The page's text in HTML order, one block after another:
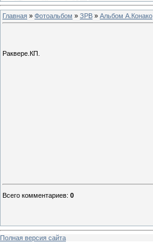
Главная » Фотоальбом » ЗРВ » Альбом А.Конако
Раквере.КП.
Всего комментариев: 0
Полная версия сайта